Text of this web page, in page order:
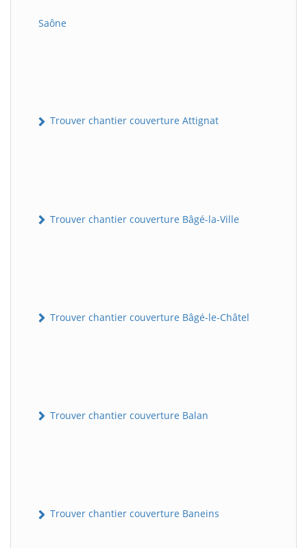
Saône
Trouver chantier couverture Attignat
Trouver chantier couverture Bâgé-la-Ville
Trouver chantier couverture Bâgé-le-Châtel
Trouver chantier couverture Balan
Trouver chantier couverture Baneins